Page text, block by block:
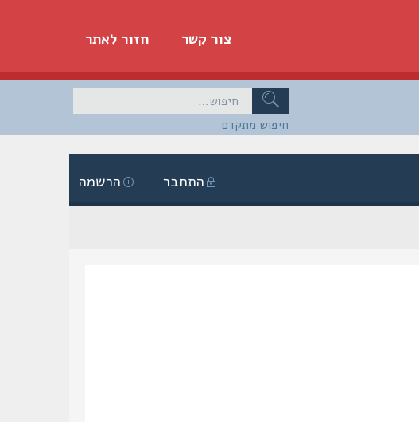
חזור לאתר צור קשר
חיפוש מתקדם
הרשמה התחבר